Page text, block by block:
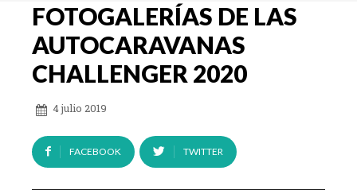
FOTOGALERÍAS DE LAS
AUTOCARAVANAS
CHALLENGER 2020
4 julio 2019
FACEBOOK TWITTER